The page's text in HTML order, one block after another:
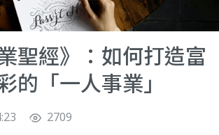
聖經》：如何打造富
的「一人事業」
2709